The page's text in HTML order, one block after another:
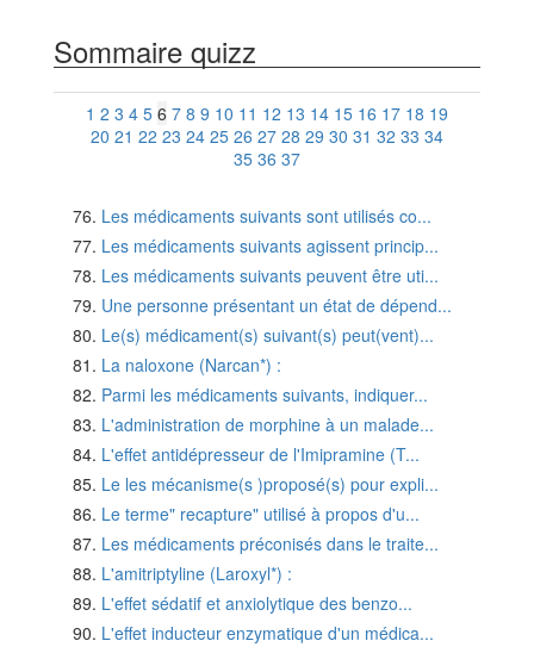
Sommaire quizz
1 2 3 4 5 6 7 8 9 10 11 12 13 14 15 16 17 18 19
20 21 22 23 24 25 26 27 28 29 30 31 32 33 34
35 36 37
Les médicaments suivants sont utilisés co...
Les médicaments suivants agissent princip...
Les médicaments suivants peuvent être uti...
Une personne présentant un état de dépend...
Le(s) médicament(s) suivant(s) peut(vent)...
La naloxone (Narcan*) :
Parmi les médicaments suivants, indiquer...
L'administration de morphine à un malade...
L'effet antidépresseur de l'Imipramine (T...
Le les mécanisme(s )proposé(s) pour expli...
Le terme" recapture" utilisé à propos d'u...
Les médicaments préconisés dans le traite...
L'amitriptyline (Laroxyl*) :
L'effet sédatif et anxiolytique des benzo...
L'effet inducteur enzymatique d'un médica...